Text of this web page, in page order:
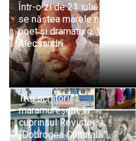
Într-o zi de 21 iulie 1821
se năștea marele nostru
poet și dramaturg, Vasile
Alecsandri
Trei scriitori
maramureșeni, în
cuprinsul Revistei
„Dobrogea Culturală”